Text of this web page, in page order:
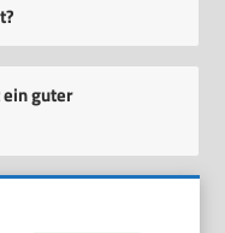
guter